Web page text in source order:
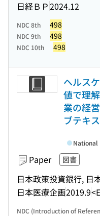
日経ＢＰ2024.12
NDC 8th 498
NDC 9th 498
NDC 10th 498
ヘルス
値で理
業の経
ブテキ
Paper 図書
日本政策投資銀行, 日
日本医療企画2019.9
National
NDC (Introduction of